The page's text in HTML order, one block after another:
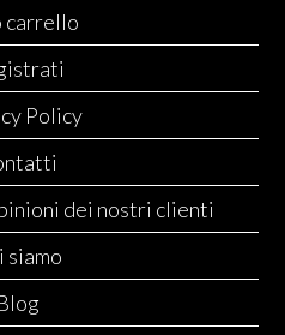
carrello
Policy
dei nostri clienti
siamo